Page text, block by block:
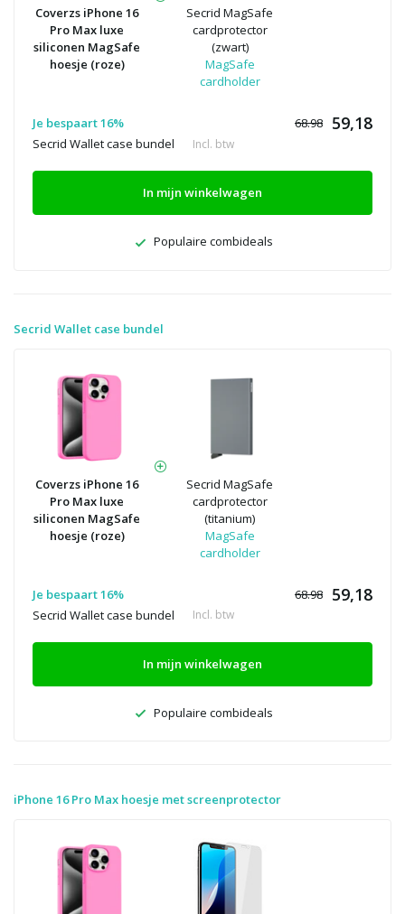
Coverzs iPhone 16
Pro Max luxe
siliconen MagSafe
hoesje (roze)
Secrid MagSafe
cardprotector
(zwart)
MagSafe
cardholder
Je bespaart 16% 68.98 59,18
Secrid Wallet case bundel Incl. btw
In mijn winkelwagen
Populaire combideals
Secrid Wallet case bundel
Coverzs iPhone 16
Pro Max luxe
siliconen MagSafe
hoesje (roze)
Secrid MagSafe
cardprotector
(titanium)
MagSafe
cardholder
Je bespaart 16% 68.98 59,18
Secrid Wallet case bundel Incl. btw
In mijn winkelwagen
Populaire combideals
iPhone 16 Pro Max hoesje met screenprotector